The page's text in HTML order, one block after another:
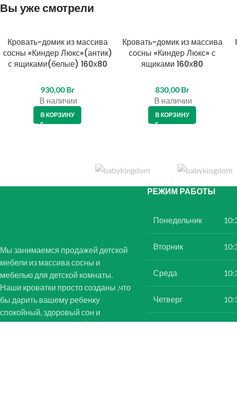
Вы уже смотрели
Кровать-домик из массива
сосны «Киндер Люкс»(антик)
с ящиками(белые) 160х80
930,00 Br
В наличии
В КОРЗИНУ
Кровать-домик из массива
сосны «Киндер Люкс» с
ящиками 160х80
830,00 Br
В наличии
В КОРЗИНУ
Мы занимаемся продажей детской
мебели из массива сосны и
мебелью для детской комнаты.
Наши кроватки просто созданы ,что
бы дарить вашему ребенку
спокойный, здоровый сон и
ощущение уюта в своей комнате.
РЕЖИМ РАБОТЫ
Понедельник
Вторник
Среда
Четверг